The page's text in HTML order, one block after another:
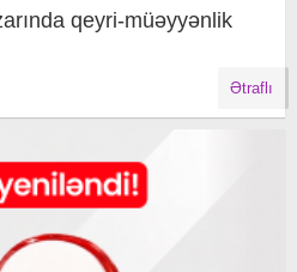
qeyri-müəyyənlik
Ətraflı